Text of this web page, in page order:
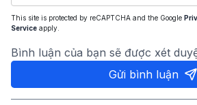
This site is protected by reCAPTCHA and the Google
Service apply.
Bình luận của bạn sẽ được xét
Gửi bình luận